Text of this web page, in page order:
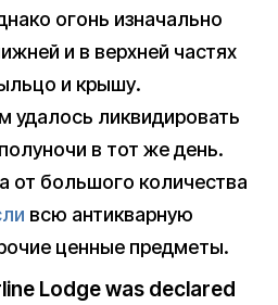
огонь изначально
и в верхней частях
и крышу.
удалось ликвидировать
в тот же день.
от большого количества
всю антикварную
ценные предметы.
Lodge was declared